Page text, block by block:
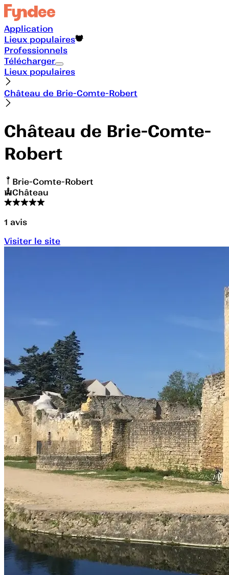
Application
Lieux populaires
Professionnels
Télécharger
Lieux populaires
Château de Brie-Comte-Robert
Château de Brie-Comte-
Robert
Brie-Comte-Robert
Château
1 avis
Visiter le site